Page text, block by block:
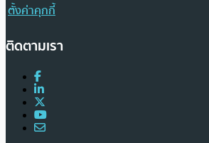
ตั้งค่าคุกกี้
ติดตามเรา